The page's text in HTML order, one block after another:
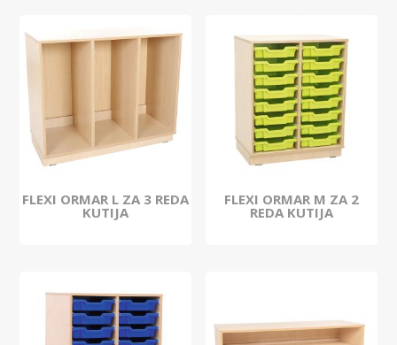
FLEXI ORMAR L ZA 3 REDA
KUTIJA
FLEXI ORMAR M ZA 2
REDA KUTIJA